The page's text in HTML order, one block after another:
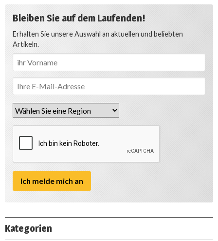
Bleiben Sie auf dem Laufenden!
Erhalten Sie unsere Auswahl an aktuellen und beliebten
Artikeln.
Kategorien